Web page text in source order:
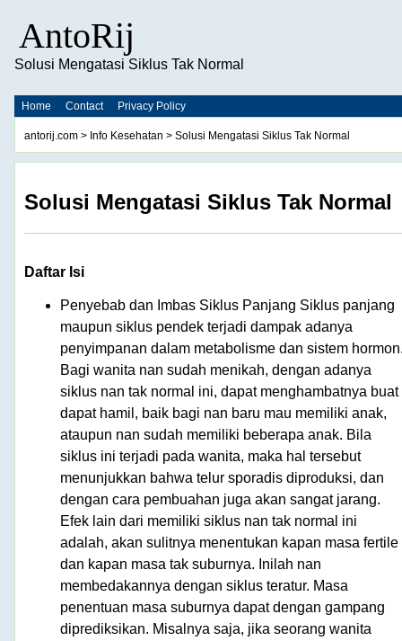
AntoRij
Solusi Mengatasi Siklus Tak Normal
Home Contact Privacy Policy
antorij.com > Info Kesehatan > Solusi Mengatasi Siklus Tak Normal
Solusi Mengatasi Siklus Tak Normal
Daftar Isi
Penyebab dan Imbas Siklus Panjang Siklus panjang
maupun siklus pendek terjadi dampak adanya
penyimpanan dalam metabolisme dan sistem
Bagi wanita nan sudah menikah, dengan adanya
siklus nan tak normal ini, dapat menghambatnya buat
dapat hamil, baik bagi nan baru mau memiliki anak,
ataupun nan sudah memiliki beberapa anak. Bila
siklus ini terjadi pada wanita, maka hal tersebut
menunjukkan bahwa telur sporadis diproduksi, dan
dengan cara pembuahan juga akan sangat jarang.
Efek lain dari memiliki siklus nan tak normal ini
adalah, akan sulitnya menentukan kapan masa fertile
dan kapan masa tak suburnya. Inilah nan
membedakannya dengan siklus teratur. Masa
penentuan masa suburnya dapat dengan gampang
diprediksikan. Misalnya saja, jika seorang wanita